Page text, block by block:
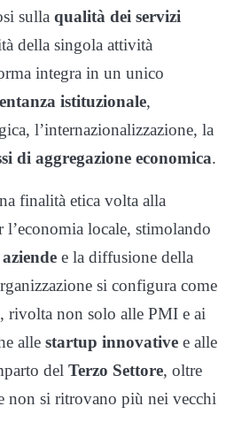
sulla qualità dei servizi
della singola attività
integra in un unico
istituzionale,
l’internazionalizzazione, la
di aggregazione economica.
finalità etica volta alla
l’economia locale, stimolando
e la diffusione della
si configura come
rivolta non solo alle PMI e ai
alle startup innovative e alle
del Terzo Settore, oltre
non si ritrovano più nei vecchi